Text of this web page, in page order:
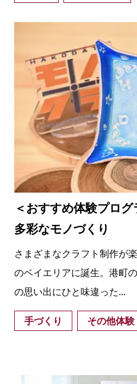
＜おすすめ体験プロ
多彩なモノづくり
さまざまなクラフト制作が
のベイエリアに誕生。港町
の思い出にひと味違った...
手づくり その他体